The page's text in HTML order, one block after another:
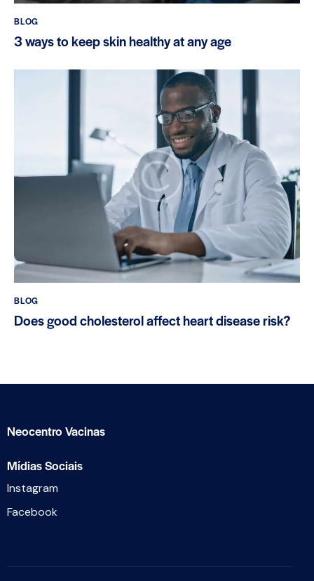
BLOG
3 ways to keep skin healthy at any age
BLOG
Does good cholesterol affect heart disease risk?
Neocentro Vacinas
Mídias Sociais
Instagram
Facebook